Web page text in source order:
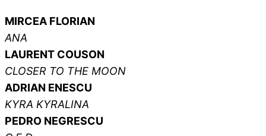
MIRCEA FLORIAN
ANA
LAURENT COUSON
CLOSER TO THE MOON
ADRIAN ENESCU
KYRA KYRALINA
PEDRO NEGRESCU